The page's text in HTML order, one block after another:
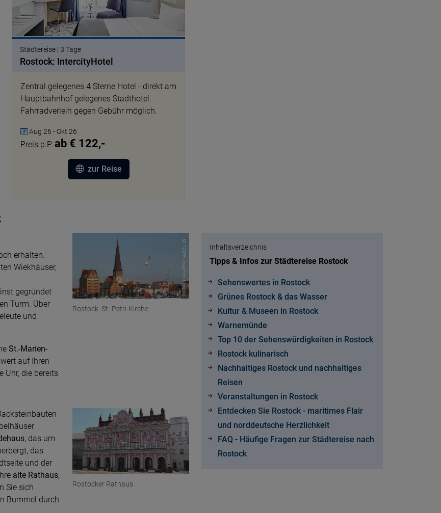
Städtereise | 3 Tage
Rostock: IntercityHotel
Zentral gelegenes 4 Sterne Hotel - direkt am
Hauptbahnhof gelegenes Stadthotel.
Fahrradverleih gegen Gebühr möglich.
Aug 26 - Okt 26
Preis p.P. ab € 122,-
zur Reise
Inhaltsverzeichnis
Tipps & Infos zur Städtereise Rostock
Sehenswertes in Rostock
Grünes Rostock & das Wasser
Kultur & Museen in Rostock
Warnemünde
Top 10 der Sehenswürdigkeiten in Rostock
Rostock kulinarisch
Nachhaltiges Rostock und nachhaltiges
Reisen
Veranstaltungen in Rostock
Entdecken Sie Rostock - maritimes Flair
und norddeutsche Herzlichkeit
FAQ - Häufige Fragen zur Städtereise nach
Rostock
erhalten.
Wiekhäuser,
gegründet
Turm. Über
und
St.-Marien-
auf Ihren
Uhr, die bereits
Rostock: St.-Petri-Kirche
© TZRW Joachim Kloock
, das um
das
und der
alte Rathaus,
Sie sich
Bummel durch
Rostocker Rathaus
© pixabay